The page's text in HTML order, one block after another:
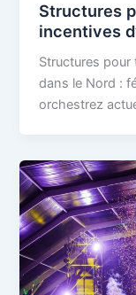
Structures
incentives
Structures pour
dans le Nord :
orchestrez